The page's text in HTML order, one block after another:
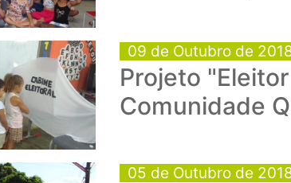
09 de Outubro de
Projeto
Comunidade
05 de Outubro de